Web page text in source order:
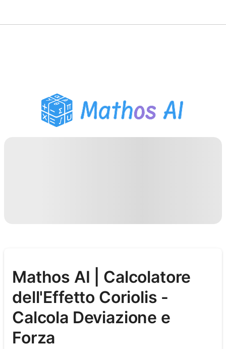
Assistente Compiti PDF
Strumenti di studio
Mathos AI | Calcolatore
dell'Effetto Coriolis -
Calcola Deviazione e
Forza